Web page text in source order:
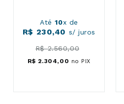
Até10x de
R$ 230,40 s/ juros
R$ 2.560,00
R$ 2.304, 00 no PIX